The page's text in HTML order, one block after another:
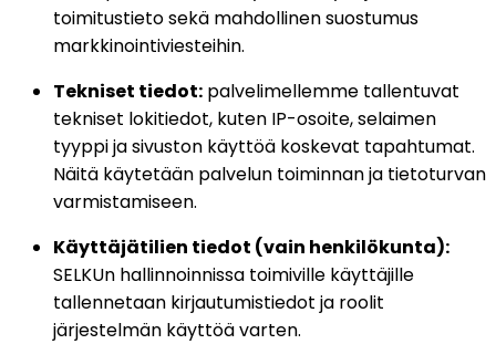
toimitustieto sekä mahdollinen suostumus
markkinointiviesteihin.
Tekniset tiedot: palvelimellemme tallentuvat
tekniset lokitiedot, kuten IP-osoite, selaimen
tyyppi ja sivuston käyttöä koskevat tapahtumat.
Näitä käytetään palvelun toiminnan ja tietoturvan
varmistamiseen.
Käyttäjätilien tiedot (vain henkilökunta):
SELKUn hallinnoinnissa toimiville käyttäjille
tallennetaan kirjautumistiedot ja roolit
järjestelmän käyttöä varten.